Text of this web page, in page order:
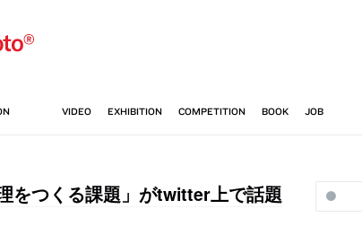
をつくる課題」がtwitter上で話題